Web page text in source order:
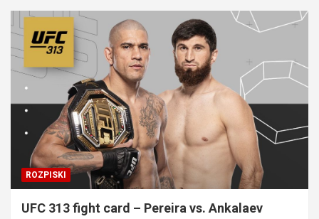
ROZPISKI
UFC 313 fight card – Pereira vs. Ankalaev